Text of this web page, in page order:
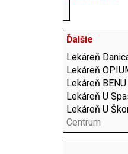
Ďalšie
Lekáreň
Lekáreň
Lekáreň BENU
Lekáreň U
Lekáreň U
Centrum